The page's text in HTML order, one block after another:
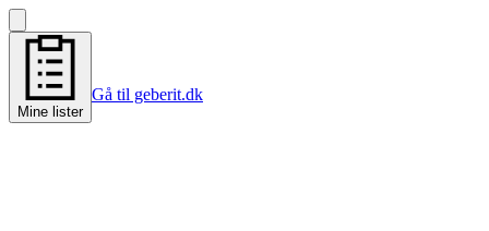
Mine lister
Gå til geberit.dk